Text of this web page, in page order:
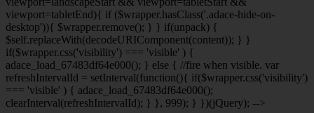
viewport=tabletEnd){ if ($wrapper.hasClass('.adace-hide-on-
desktop')){ $wrapper.remove(); } } if(unpack) {
$self.replaceWith(decodeURIComponent(content)); } }
if($wrapper.css('visibility') === 'visible' ) {
adace_load_67483df64e000(); } else { //fire when visible. var
refreshIntervalId = setInterval(function(){ if($wrapper.css('visibility')
=== 'visible' ) { adace_load_67483df64e000();
clearInterval(refreshIntervalId); } }, 999); } })(jQuery); -->